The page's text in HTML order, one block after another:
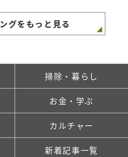
グをもっと見る
掃除・暮らし
お金・学ぶ
カルチャー
新着記事一覧